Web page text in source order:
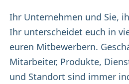
Ihr Unternehmen und Sie,
Ihr unterscheidet euch in
euren Mitbewerbern.
Mitarbeiter, Produkte,
und Standort sind immer